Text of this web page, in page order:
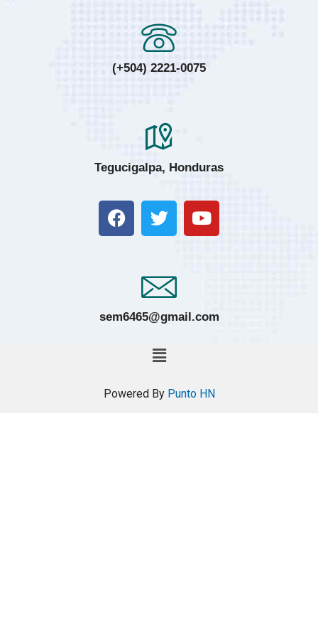
(+504) 2221-0075
Tegucigalpa, Honduras
sem6465@gmail.com
Powered By Punto HN